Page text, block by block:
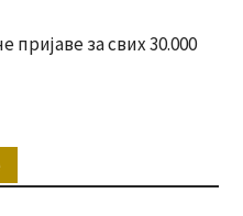
пријаве за свих 30.000